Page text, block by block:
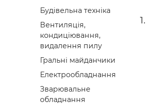
Будівельна техніка
Вентиляція,
кондиціювання,
видалення пилу
Гральні майданчики
Електрообладнання
Зварювальне
обладнання